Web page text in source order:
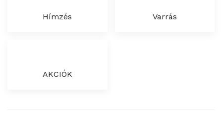
Hímzés Varrás
AKCIÓK